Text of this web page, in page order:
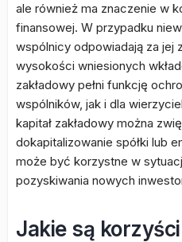
ale również ma znaczenie w
finansowej. W przypadku
wspólnicy odpowiadają za jej
wysokości wniesionych
zakładowy pełni funkcję
wspólników, jak i dla
kapitał zakładowy można
dokapitalizowanie spółki lub
może być korzystne w
pozyskiwania nowych
Jakie są